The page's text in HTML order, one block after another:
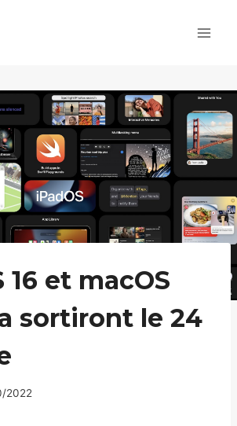
16 et macOS
sortiront le 24
2022